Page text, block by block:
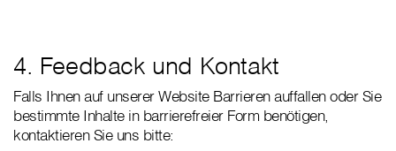
4. Feedback und Kontakt
Falls Ihnen auf unserer Website Barrieren auffallen oder Sie
bestimmte Inhalte in barrierefreier Form benötigen,
kontaktieren Sie uns bitte: